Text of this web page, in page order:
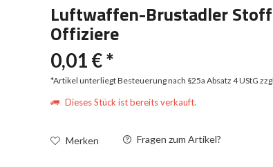
Luftwaffen-Brustadler
Offiziere
0,01 € *
*Artikel unterliegt Besteuerung nach §25a Absatz 4 UStG
Dieses Stück ist bereits verkauft.
Merken Fragen zum Artikel?